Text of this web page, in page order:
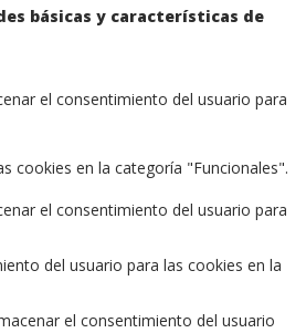
básicas y características de
el consentimiento del usuario para
cookies en la categoría "Funcionales".
el consentimiento del usuario para
del usuario para las cookies en la
el consentimiento del usuario